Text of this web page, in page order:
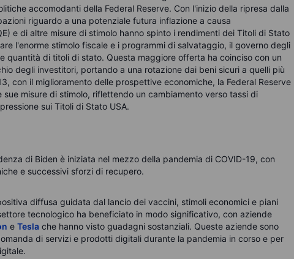
accomodanti della Federal Reserve. Con l'inizio della ripresa dalla
riguardo a una potenziale futura inflazione a causa
e di altre misure di stimolo hanno spinto i rendimenti dei Titoli di Stato
l'enorme stimolo fiscale e i programmi di salvataggio, il governo degli
quantità di titoli di stato. Questa maggiore offerta ha coinciso con un
degli investitori, portando a una rotazione dai beni sicuri a quelli più
con il miglioramento delle prospettive economiche, la Federal Reserve
sue misure di stimolo, riflettendo un cambiamento verso tassi di
sui Titoli di Stato USA.
di Biden è iniziata nel mezzo della pandemia di COVID-19, con
e successivi sforzi di recupero.
diffusa guidata dal lancio dei vaccini, stimoli economici e piani
tecnologico ha beneficiato in modo significativo, con aziende
e Tesla che hanno visto guadagni sostanziali. Queste aziende sono
di servizi e prodotti digitali durante la pandemia in corso e per